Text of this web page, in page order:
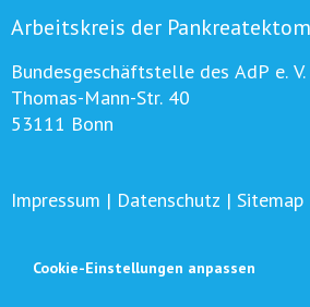
Arbeitskreis der
Bundesgeschäftstelle des AdP e. V.
Thomas-Mann-Str. 40
53111 Bonn
Impressum | Datenschutz | Sitemap
Cookie-Einstellungen anpassen